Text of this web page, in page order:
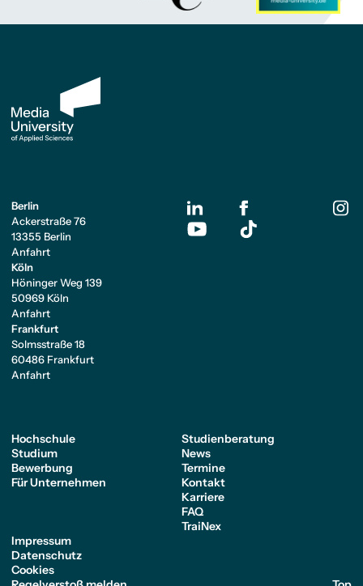
Berlin
Ackerstraße 76
13355 Berlin
Anfahrt
Köln
Höninger Weg 139
50969 Köln
Anfahrt
Frankfurt
Solmsstraße 18
60486 Frankfurt
Anfahrt
Hochschule
Studium
Bewerbung
Für Unternehmen
Studienberatung
News
Termine
Kontakt
Karriere
FAQ
TraiNex
Impressum
Datenschutz
Cookies